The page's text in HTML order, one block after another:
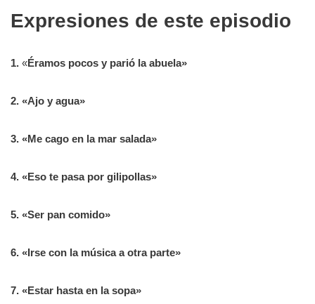
Expresiones de este episodio
1. «Éramos pocos y parió la abuela»
2. «Ajo y agua»
3. «Me cago en la mar salada»
4. «Eso te pasa por gilipollas»
5. «Ser pan comido»
6. «Irse con la música a otra parte»
7. «Estar hasta en la sopa»